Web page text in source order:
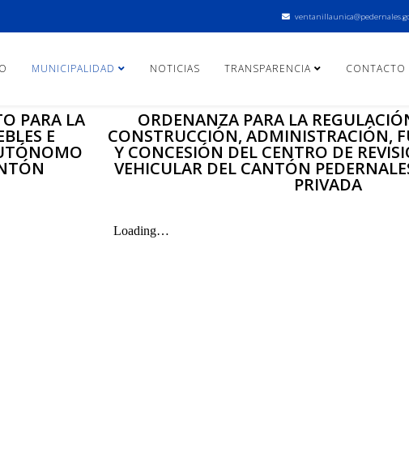
MUNICIPALIDAD NOTICIAS TRANSPARENCIA CONTACTO
PARA LA
E
ORDENANZA PARA LA
CONSTRUCCIÓN, ADMINISTRACIÓN,
Y CONCESIÓN DEL CENTRO DE
VEHICULAR DEL CANTÓN
PRIVADA